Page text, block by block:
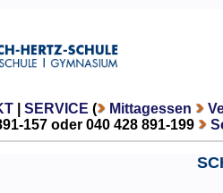
| SERVICE ( Mittagessen
157 oder 040 428 891-199